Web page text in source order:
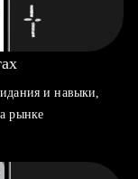
и навыки,
рынке